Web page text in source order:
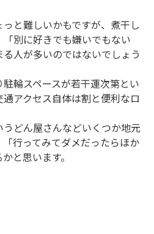
と難しいかもですが、煮干し
別に好きでも嫌いでもない
人が多いのではないでしょう
輪スペースが若干運次第とい
アクセス自体は割と便利なロ
どん屋さんなどいくつか地元
行ってみてダメだったらほか
と思います。